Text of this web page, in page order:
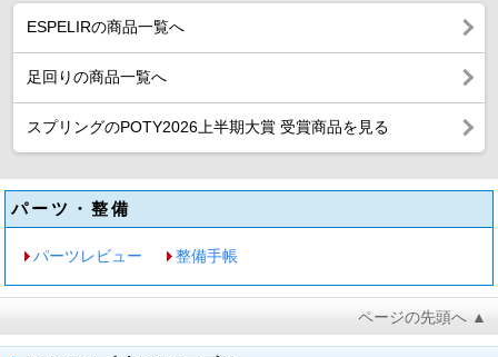
ESPELIRの商品一覧へ
足回りの商品一覧へ
スプリングのPOTY2026上半期大賞 受賞商品を見る
パーツ・整備
パーツレビュー 整備手帳
ページの先頭へ ▲